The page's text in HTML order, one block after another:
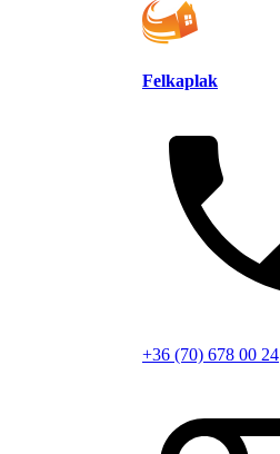
Felkaplak
+36 (70) 678 00 24